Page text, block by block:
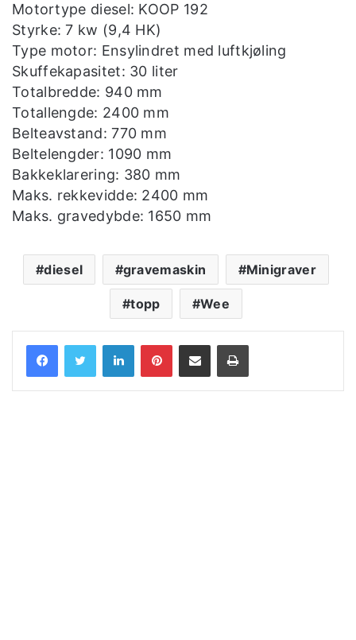
Motortype diesel: KOOP 192
Styrke: 7 kw (9,4 HK)
Type motor: Ensylindret med luftkjøling
Skuffekapasitet: 30 liter
Totalbredde: 940 mm
Totallengde: 2400 mm
Belteavstand: 770 mm
Beltelengder: 1090 mm
Bakkeklarering: 380 mm
Maks. rekkevidde: 2400 mm
Maks. gravedybde: 1650 mm
diesel gravemaskin Minigraver
topp Wee
LinkedInPinterestShare via Email Print